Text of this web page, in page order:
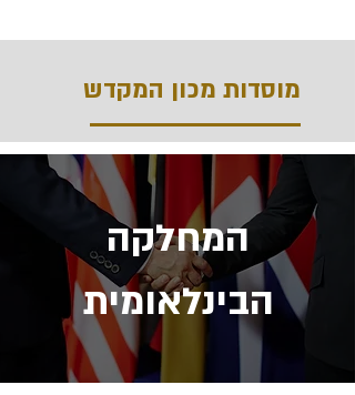
מוסדות מכון המקדש
המחלקה
הבינלאומית